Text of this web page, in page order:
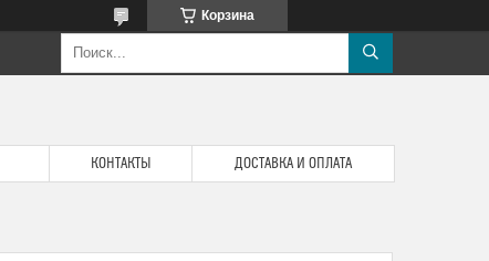
Корзина
КОНТАКТЫ ДОСТАВКА И ОПЛАТА